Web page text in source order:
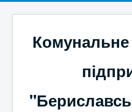
Комунальне